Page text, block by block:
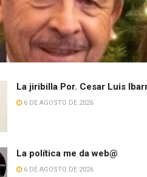
La jiribilla Por. Cesar Luis
6 DE AGOSTO DE 2026
La política me da web@
6 DE AGOSTO DE 2026